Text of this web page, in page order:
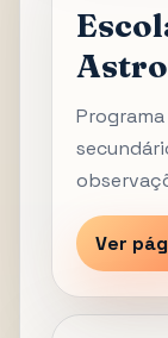
Ver